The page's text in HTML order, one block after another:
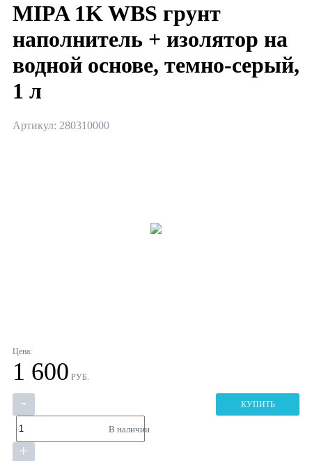
MIPA 1K WBS грунт
наполнитель + изолятор на
водной основе, темно-серый,
1 л
Артикул: 280310000
Цена:
1 600 РУБ.
-
+
КУПИТЬ
В наличии